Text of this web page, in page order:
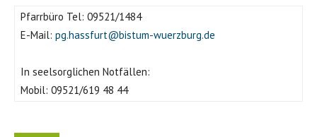
Pfarrbüro Tel: 09521/1484
E-Mail: pg.hassfurt@bistum-wuerzburg.de
In seelsorglichen Notfällen:
Mobil: 09521/619 48 44